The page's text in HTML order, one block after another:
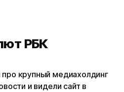
РБК
крупный медиахолдинг
и видели сайт в